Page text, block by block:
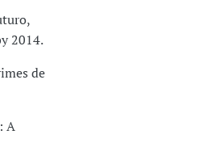
2014.
de
A